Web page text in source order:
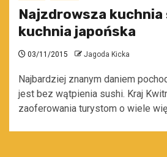
Najzdrowsza kuchnia
kuchnia japońska
03/11/2015 Jagoda Kicka
Najbardziej znanym daniem
jest bez wątpienia sushi. Kraj
zaoferowania turystom o wiele